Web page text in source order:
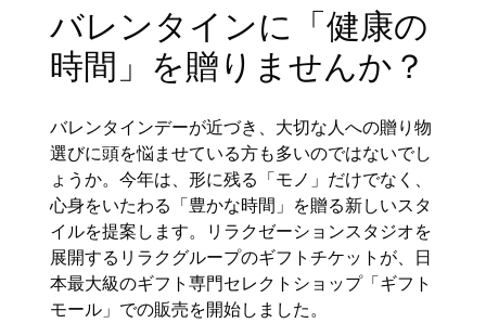
バレンタインに「健康の
時間」を贈りませんか？
バレンタインデーが近づき、大切な人への贈り物
選びに頭を悩ませている方も多いのではないでし
ょうか。今年は、形に残る「モノ」だけでなく、
心身をいたわる「豊かな時間」を贈る新しいスタ
イルを提案します。リラクゼーションスタジオを
展開するリラクグループのギフトチケットが、日
本最大級のギフト専門セレクトショップ「ギフト
モール」での販売を開始しました。